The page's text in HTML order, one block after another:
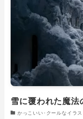
雪に覆われた魔法
かっこいい･クールなイラ